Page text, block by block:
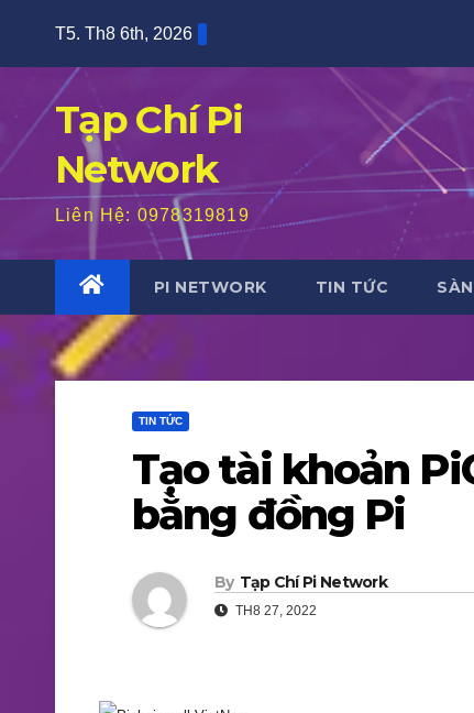
T5. Th8 6th, 2026
Tạp Chí Pi
Network
Liên Hệ: 0978319819
PI NETWORK TIN TỨC
TIN TỨC
Tạo tài khoản
bằng đồng Pi
By Tạp Chí Pi Network
TH8 27, 2022